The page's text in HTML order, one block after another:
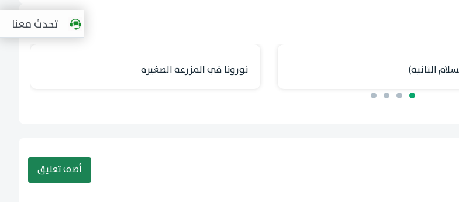
الثانية) نورونا في المزرعة الصغيرة
أضف تعليق
تحدث معنا